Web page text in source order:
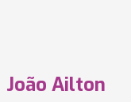
João Ailton